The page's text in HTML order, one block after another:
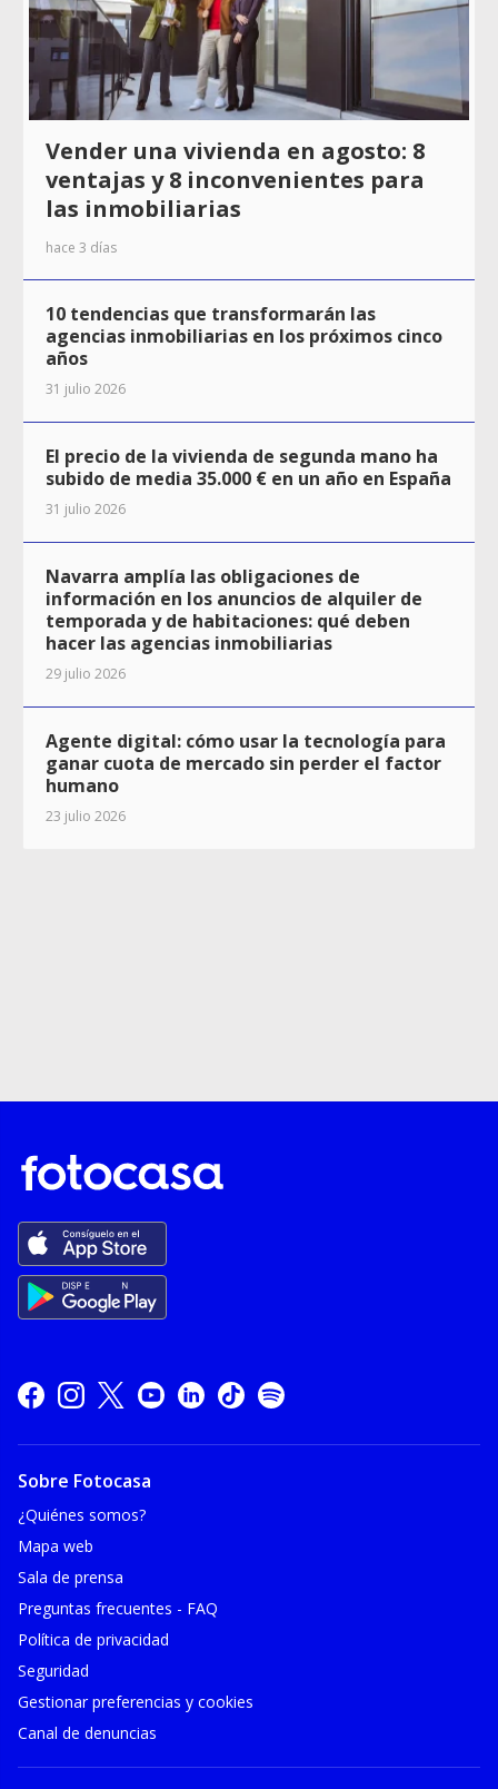
Vender una vivienda en agosto: 8
ventajas y 8 inconvenientes para
las inmobiliarias
hace 3 días
10 tendencias que transformarán las
agencias inmobiliarias en los próximos cinco
años
31 julio 2026
El precio de la vivienda de segunda mano ha
subido de media 35.000 € en un año en España
31 julio 2026
Navarra amplía las obligaciones de
información en los anuncios de alquiler de
temporada y de habitaciones: qué deben
hacer las agencias inmobiliarias
29 julio 2026
Agente digital: cómo usar la tecnología para
ganar cuota de mercado sin perder el factor
humano
23 julio 2026
Sobre Fotocasa
¿Quiénes somos?
Mapa web
Sala de prensa
Preguntas frecuentes - FAQ
Política de privacidad
Seguridad
Gestionar preferencias y cookies
Canal de denuncias